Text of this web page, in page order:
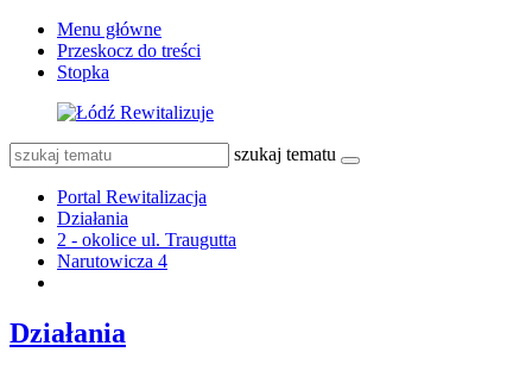
Menu główne
Przeskocz do treści
Stopka
szukaj tematu
Portal Rewitalizacja
Działania
2 - okolice ul. Traugutta
Narutowicza 4
Działania